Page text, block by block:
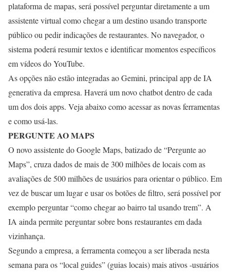
plataforma de mapas, será possível perguntar diretamente a um
assistente virtual como chegar a um destino usando transporte
público ou pedir indicações de restaurantes. No navegador, o
sistema poderá resumir textos e identificar momentos específicos
em vídeos do YouTube.
As opções não estão integradas ao Gemini, principal app de IA
generativa da empresa. Haverá um novo chatbot dentro de cada
um dos dois apps. Veja abaixo como acessar as novas ferramentas
e como usá-las.
PERGUNTE AO MAPS
O novo assistente do Google Maps, batizado de “Pergunte ao
Maps”, cruza dados de mais de 300 milhões de locais com as
avaliações de 500 milhões de usuários para orientar o público. Em
vez de buscar um lugar e usar os botões de filtro, será possível por
exemplo perguntar “como chegar ao bairro tal usando trem”. A
IA ainda permite perguntar sobre bons restaurantes em dada
vizinhança.
Segundo a empresa, a ferramenta começou a ser liberada nesta
semana para os “local guides” (guias locais) mais ativos -usuários